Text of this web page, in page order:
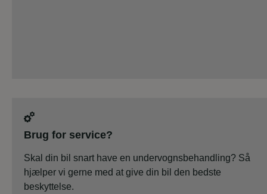
Brug for service?
Skal din bil snart have en undervognsbehandling? Så
hjælper vi gerne med at give din bil den bedste
beskyttelse.